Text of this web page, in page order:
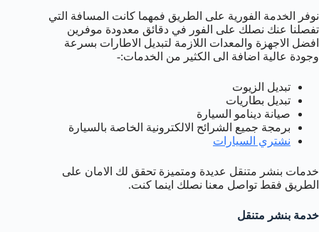
نوفر الخدمة الفورية على الطريق فمهما كانت المسافة التي
تفصلنا عنك نصلك على الفور في دقائق معدودة موفرين
افضل الاجهزة والمعدات اللازمة لتبديل الاطارات بسرعة
وجودة عالية اضافة الى الكثير من الخدمات:-
تبديل الزيوت
تبديل بطاريات
صيانة دينامو السيارة
برمجة جميع الشرائح الالكترونية الخاصة بالسيارة
نشتري السيارات
خدمات بنشر متنقل عديدة ومتميزة تحقق لك الامان على
الطريق فقط تواصل معنا نصلك اينما كنت.
خدمة بنشر متنقل